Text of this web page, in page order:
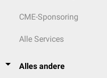
CME-Sponsoring
Alle Services
Alles andere